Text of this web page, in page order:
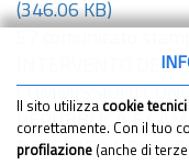
(346.06 KB)
INTERVENTO DEL
COMMISSIONI
REPUBBLICA E
DELEGATO UPI
Il sito utilizza cookie tecnici
correttamente. Con il tuo
profilazione (anche di